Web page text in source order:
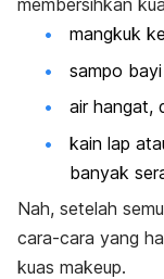
membersihkan
mangkuk
sampo
air hangat,
kain lap
banyak
Nah, setelah
cara-cara yang
kuas makeup.